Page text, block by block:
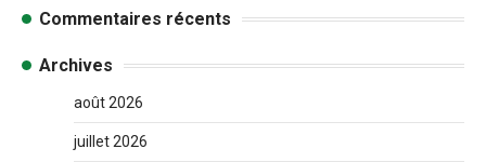
Commentaires récents
Archives
août 2026
juillet 2026